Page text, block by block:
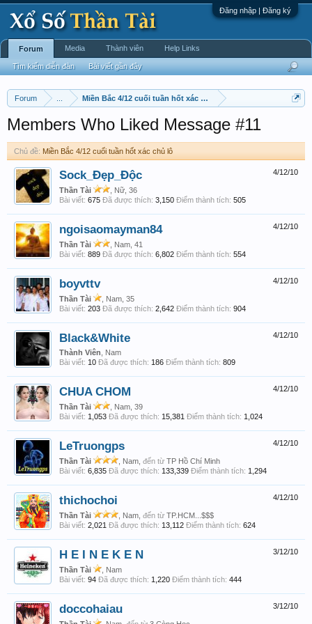
Đăng nhập | Đăng ký
Forum Miền Bắc 4/12 cuối tuần hốt xác chủ lô
Members Who Liked Message #11
Chủ đề: Miền Bắc 4/12 cuối tuần hốt xác chủ lô
4/12/10
Sock_Đẹp_Độc
Thần Tài
, Nữ, 36
Bài viết: 675 Đã được thích: 3,150 Điểm thành tích: 505
4/12/10
ngoisaomayman84
Thần Tài
, Nam, 41
Bài viết: 889 Đã được thích: 6,802 Điểm thành tích: 554
4/12/10
boyvttv
Thần Tài
, Nam, 35
Bài viết: 203 Đã được thích: 2,642 Điểm thành tích: 904
4/12/10
Black&White
Thành Viên , Nam
Bài viết: 10 Đã được thích: 186 Điểm thành tích: 809
4/12/10
CHUA CHOM
Thần Tài
, Nam, 39
Bài viết: 1,053 Đã được thích: 15,381 Điểm thành tích: 1,024
4/12/10
LeTruongps
Thần Tài , Nam, đến từ TP Hồ Chí Minh
Bài viết: 6,835 Đã được thích: 133,339 Điểm thành tích: 1,294
4/12/10
thichochoi
Thần Tài , Nam, đến từ TP.HCM...$$$
Bài viết: 2,021 Đã được thích: 13,112 Điểm thành tích: 624
3/12/10
H E I N E K E N
Thần Tài
, Nam
Bài viết: 94 Đã được thích: 1,220 Điểm thành tích: 444
3/12/10
doccohaiau
Forum
Tìm kiếm diễn đàn Bài viết gần đây
Media Thành viên Help Links